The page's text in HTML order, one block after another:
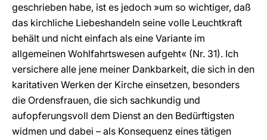
geschrieben habe, ist es jedoch »um so wichtiger, daß
das kirchliche Liebeshandeln seine volle Leuchtkraft
behält und nicht einfach als eine Variante im
allgemeinen Wohlfahrtswesen aufgeht« (Nr. 31). Ich
versichere alle jene meiner Dankbarkeit, die sich in den
karitativen Werken der Kirche einsetzen, besonders
die Ordensfrauen, die sich sachkundig und
aufopferungsvoll dem Dienst an den Bedürftigsten
widmen und dabei – als Konsequenz eines tätigen